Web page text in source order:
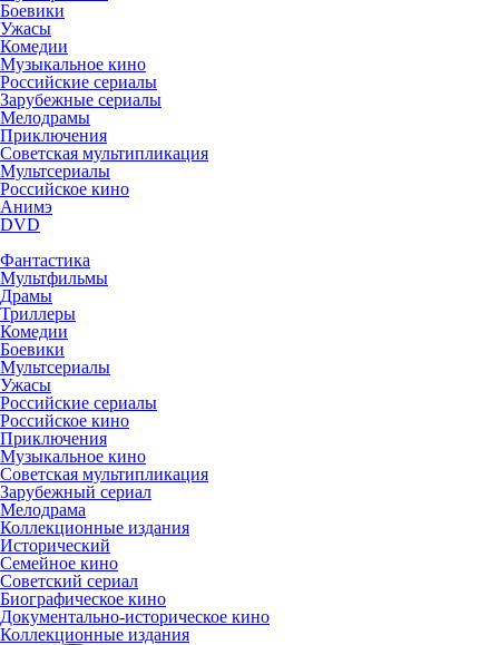
Боевики
Ужасы
Комедии
Музыкальное кино
Российские сериалы
Зарубежные сериалы
Мелодрамы
Приключения
Советская мультипликация
Мультсериалы
Российское кино
Анимэ
DVD
Фантастика
Мультфильмы
Драмы
Триллеры
Комедии
Боевики
Мультсериалы
Ужасы
Российские сериалы
Российское кино
Приключения
Музыкальное кино
Советская мультипликация
Зарубежный сериал
Мелодрама
Коллекционные издания
Исторический
Семейное кино
Советский сериал
Биографическое кино
Документально-историческое кино
Коллекционные издания